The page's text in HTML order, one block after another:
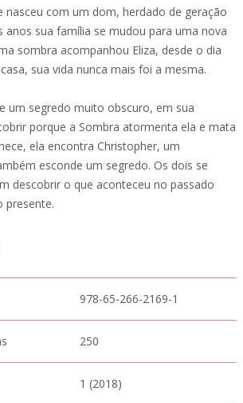
nasceu com um dom, herdado de geração
anos sua família se mudou para uma nova
sombra acompanhou Eliza, desde o dia
sua vida nunca mais foi a mesma.
um segredo muito obscuro, em sua
porque a Sombra atormenta ela e mata
ela encontra Christopher, um
esconde um segredo. Os dois se
descobrir o que aconteceu no passado
presente.
978-65-266-2169-1
250
1 (2018)